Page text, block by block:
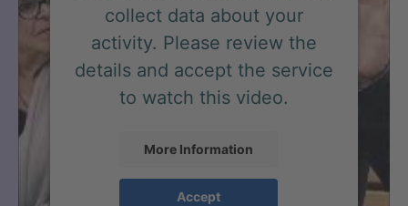
collect data about your
activity. Please review the
details and accept the service
to watch this video.
More Information
Accept